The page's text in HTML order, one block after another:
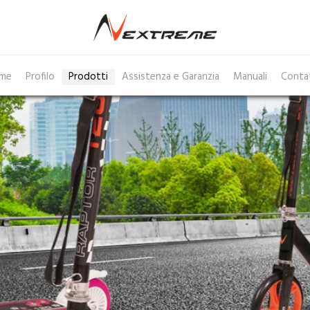
Profilo Prodotti Assistenza e Garanzia Manuali